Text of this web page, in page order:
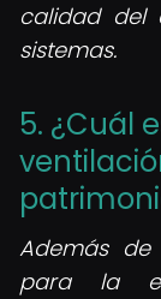
calidad del
sistemas.
5. ¿Cuál
Además de
para la